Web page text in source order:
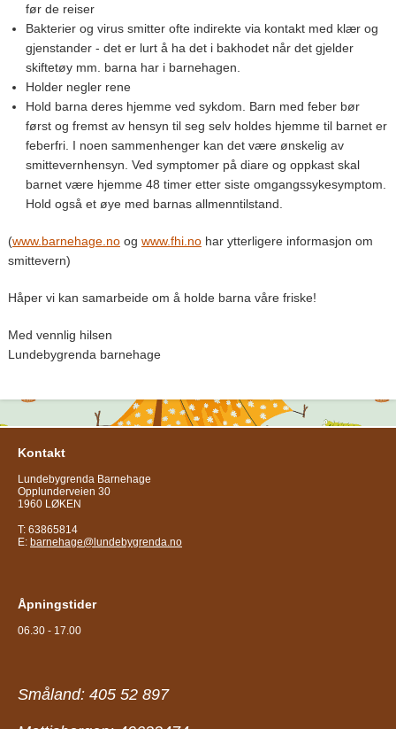
før de reiser
Bakterier og virus smitter ofte indirekte via kontakt med klær og
gjenstander - det er lurt å ha det i bakhodet når det gjelder
skiftetøy mm. barna har i barnehagen.
Holder negler rene
Hold barna deres hjemme ved sykdom. Barn med feber bør
først og fremst av hensyn til seg selv holdes hjemme til barnet er
feberfri. I noen sammenhenger kan det være ønskelig av
smittevernhensyn. Ved symptomer på diare og oppkast skal
barnet være hjemme 48 timer etter siste omgangssykesymptom.
Hold også et øye med barnas allmenntilstand.
(www.barnehage.noog www.fhi.nohar ytterligere informasjon om
smittevern)
Håper vi kan samarbeide om å holde barna våre friske!
Med vennlig hilsen
Lundebygrenda barnehage
Kontakt
Lundebygrenda Barnehage
Opplunderveien 30
1960 LØKEN
T: 63865814
E: barnehage@lundebygrenda.no
Åpningstider
06.30 - 17.00
Småland: 405 52 897